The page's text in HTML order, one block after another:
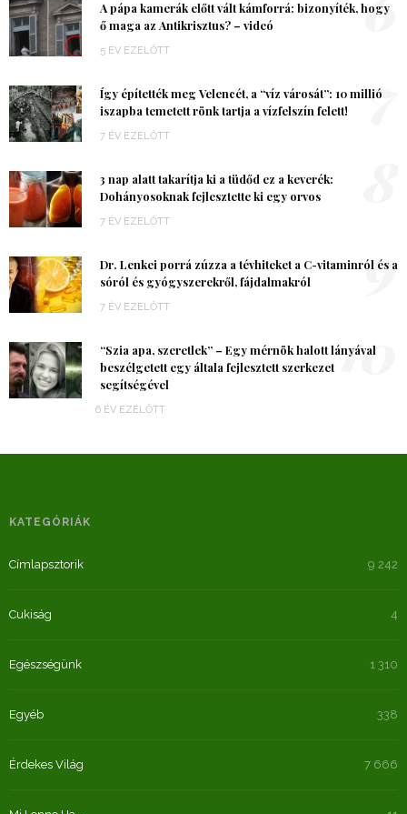
A pápa kamerák előtt vált kámforrá: bizonyíték, hogy
ő maga az Antikrisztus? – videó
5 ÉV EZELŐTT
Így építették meg Velencét, a “víz városát”: 10 millió
iszapba temetett rönk tartja a vízfelszín felett!
7 ÉV EZELŐTT
7
3 nap alatt takarítja ki a tüdőd ez a keverék:
Dohányosoknak fejlesztette ki egy orvos
7 ÉV EZELŐTT
Dr. Lenkei porrá zúzza a tévhiteket a C-vitaminról és a
sóról és gyógyszerekről, fájdalmakról
7 ÉV EZELŐTT
9
“Szia apa, szeretlek” – Egy mérnök halott lányával
beszélgetett egy általa fejlesztett szerkezet
segítségével
6 ÉV EZELŐTT
10
KATEGÓRIÁK
Címlapsztorik 9 242
Cukiság 4
Egészségünk 1 310
Egyéb 338
Érdekes Világ 7 666